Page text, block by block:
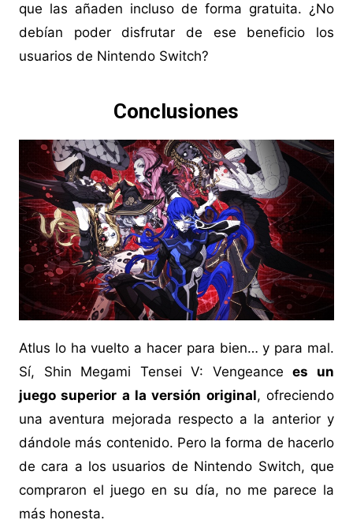
que las añaden incluso de forma gratuita. ¿No
debían poder disfrutar de ese beneficio los
usuarios de Nintendo Switch?
Conclusiones
Atlus lo ha vuelto a hacer para bien… y para mal.
Sí, Shin Megami Tensei V: Vengeancees un
juego superior a la versión original, ofreciendo
una aventura mejorada respecto a la anterior y
dándole más contenido. Pero la forma de hacerlo
de cara a los usuarios de Nintendo Switch, que
compraron el juego en su día, no me parece la
más honesta.